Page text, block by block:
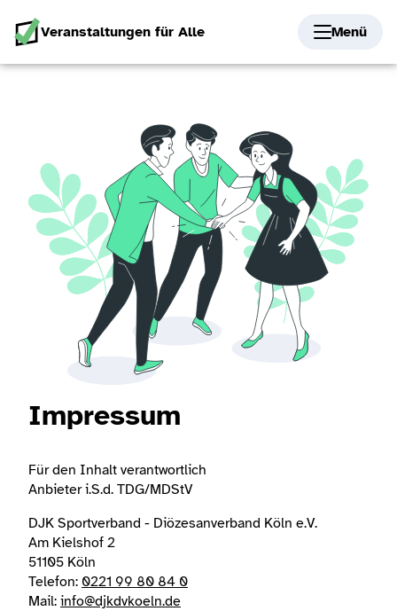
Veranstaltungen für Alle Menü
Impressum
Für den Inhalt verantwortlich
Anbieter i.S.d. TDG/MDStV
DJK Sportverband - Diözesanverband Köln e.V.
Am Kielshof 2
51105 Köln
Telefon: 0221 99 80 84 0
Mail: info@djkdvkoeln.de